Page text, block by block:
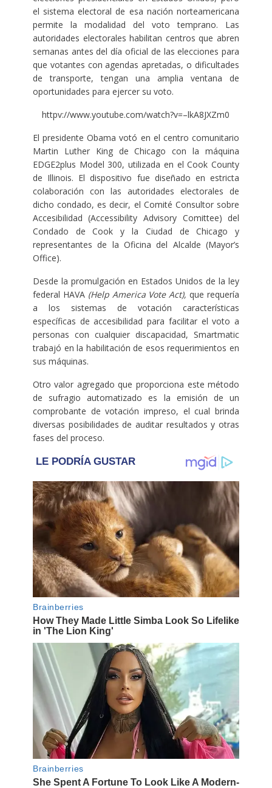
el sistema electoral de esa nación norteamericana
permite la modalidad del voto temprano. Las
autoridades electorales habilitan centros que abren
semanas antes del día oficial de las elecciones para
que votantes con agendas apretadas, o dificultades
de transporte, tengan una amplia ventana de
oportunidades para ejercer su voto.
httpv://www.youtube.com/watch?v=–lkA8JXZm0
El presidente Obama votó en el centro comunitario
Martin Luther King de Chicago con la máquina
EDGE2plus Model 300, utilizada en el Cook County
de Illinois. El dispositivo fue diseñado en estricta
colaboración con las autoridades electorales de
dicho condado, es decir, el Comité Consultor sobre
Accesibilidad (Accessibility Advisory Comittee) del
Condado de Cook y la Ciudad de Chicago y
representantes de la Oficina del Alcalde (Mayor’s
Office).
Desde la promulgación en Estados Unidos de la ley
federal HAVA(Help America Vote Act), que requería
a los sistemas de votación características
específicas de accesibilidad para facilitar el voto a
personas con cualquier discapacidad, Smartmatic
trabajó en la habilitación de esos requerimientos en
sus máquinas.
Otro valor agregado que proporciona este método
de sufragio automatizado es la emisión de un
comprobante de votación impreso, el cual brinda
diversas posibilidades de auditar resultados y otras
fases del proceso.